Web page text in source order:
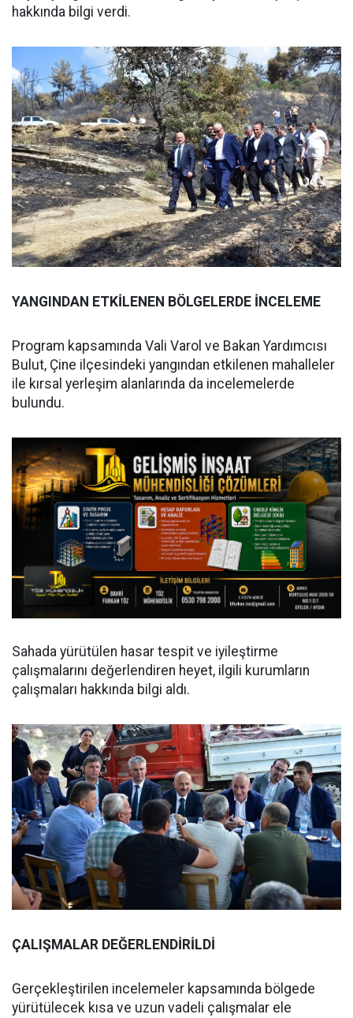
hakkında bilgi verdi.
YANGINDAN ETKİLENEN BÖLGELERDE İNCELEME
Program kapsamında Vali Varol ve Bakan Yardımcısı
Bulut, Çine ilçesindeki yangından etkilenen mahalleler
ile kırsal yerleşim alanlarında da incelemelerde
bulundu.
Sahada yürütülen hasar tespit ve iyileştirme
çalışmalarını değerlendiren heyet, ilgili kurumların
çalışmaları hakkında bilgi aldı.
ÇALIŞMALAR DEĞERLENDİRİLDİ
Gerçekleştirilen incelemeler kapsamında bölgede
yürütülecek kısa ve uzun vadeli çalışmalar ele